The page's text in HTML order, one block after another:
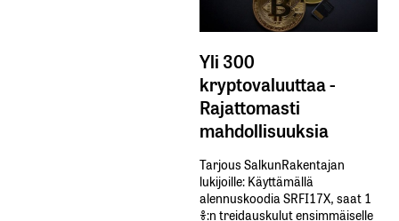
Yli 300
kryptovaluuttaa -
Rajattomasti
mahdollisuuksia
Tarjous SalkunRakentajan
lukijoille: Käyttämällä​ ​
alennuskoodia​ ​SRFI17X,​ ​saat​ ​1
%:n treidauskulut​ ​ensimmäiselle​ ​